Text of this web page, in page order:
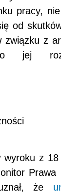
pracy,
od
związku z
jej
wyroku z
Prawa
że